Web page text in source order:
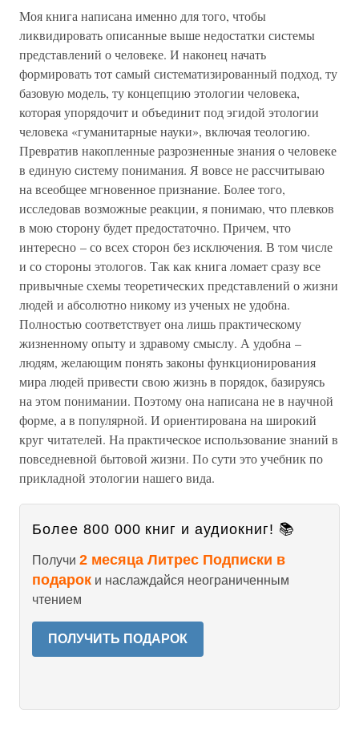
Моя книга написана именно для того, чтобы
ликвидировать описанные выше недостатки системы
представлений о человеке. И наконец начать
формировать тот самый систематизированный подход, ту
базовую модель, ту концепцию этологии человека,
которая упорядочит и объединит под эгидой этологии
человека «гуманитарные науки», включая теологию.
Превратив накопленные разрозненные знания о человеке
в единую систему понимания. Я вовсе не рассчитываю
на всеобщее мгновенное признание. Более того,
исследовав возможные реакции, я понимаю, что плевков
в мою сторону будет предостаточно. Причем, что
интересно – со всех сторон без исключения. В том числе
и со стороны этологов. Так как книга ломает сразу все
привычные схемы теоретических представлений о жизни
людей и абсолютно никому из ученых не удобна.
Полностью соответствует она лишь практическому
жизненному опыту и здравому смыслу. А удобна –
людям, желающим понять законы функционирования
мира людей привести свою жизнь в порядок, базируясь
на этом понимании. Поэтому она написана не в научной
форме, а в популярной. И ориентирована на широкий
круг читателей. На практическое использование знаний в
повседневной бытовой жизни. По сути это учебник по
прикладной этологии нашего вида.
Более 800 000 книг и аудиокниг! 📚
Получи 2 месяца Литрес Подписки в
подарок и наслаждайся неограниченным
чтением
ПОЛУЧИТЬ ПОДАРОК